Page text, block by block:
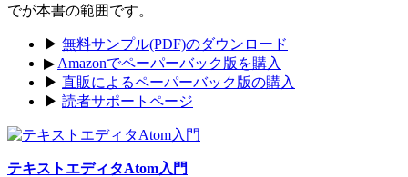
でが本書の範囲です。
▶ 無料サンプル(PDF)のダウンロード
▶ Amazonでペーパーバック版を購入
▶ 直販によるペーパーバック版の購入
▶ 読者サポートページ
テキストエディタAtom入門